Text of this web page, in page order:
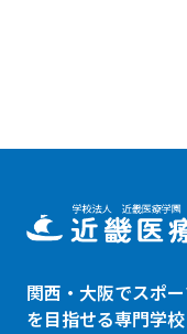
関西・大阪でスポ
を目指せる専門学校